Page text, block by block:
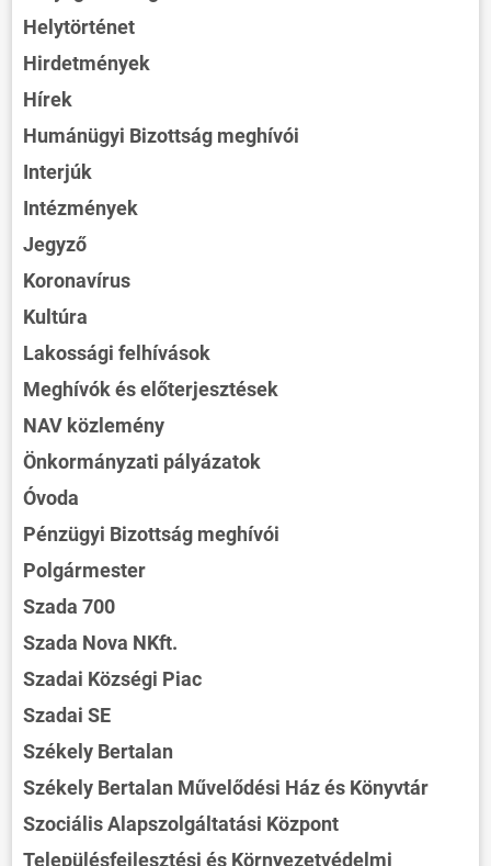
Helytörténet
Hirdetmények
Hírek
Humánügyi Bizottság meghívói
Interjúk
Intézmények
Jegyző
Koronavírus
Kultúra
Lakossági felhívások
Meghívók és előterjesztések
NAV közlemény
Önkormányzati pályázatok
Óvoda
Pénzügyi Bizottság meghívói
Polgármester
Szada 700
Szada Nova NKft.
Szadai Községi Piac
Szadai SE
Székely Bertalan
Székely Bertalan Művelődési Ház és Könyvtár
Szociális Alapszolgáltatási Központ
Településfejlesztési és Környezetvédelmi